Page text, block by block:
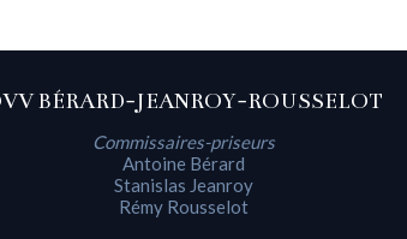
BÉRARD-JEANROY-ROUSSELOT
Commissaires-priseurs
Antoine Bérard
Stanislas Jeanroy
Rémy Rousselot